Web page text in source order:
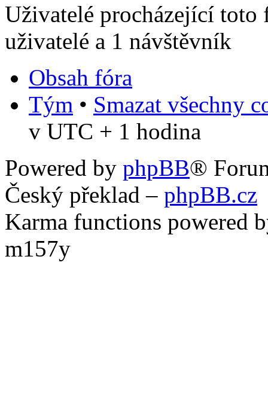
Uživatelé procházející
uživatelé a 1 návštěvník
Obsah fóra
Tým • Smazat všechny
v UTC + 1 hodina
Powered by phpBB®
Český překlad – phpBB.cz
Karma functions powered
m157y